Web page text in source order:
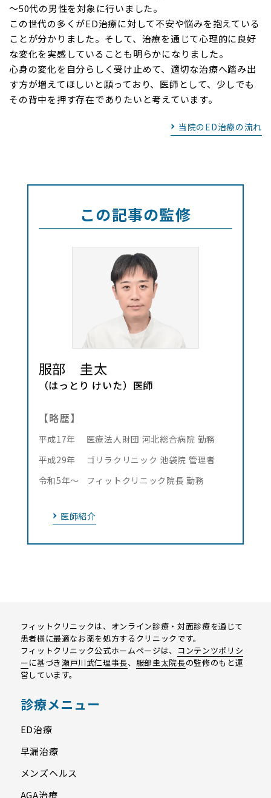
～50代の男性を対象に行いました。
この世代の多くがED治療に対して不安や悩みを抱えている
ことが分かりました。そして、治療を通じて心理的に良好
な変化を実感していることも明らかになりました。
心身の変化を自分らしく受け止めて、適切な治療へ踏み出
す方が増えてほしいと願っており、医師として、少しでも
その背中を押す存在でありたいと考えています。
当院のED治療の流れ
この記事の監修
服部 圭太
（はっとり けいた）医師
【略歴】
平成17年
医療法人財団 河北総合病院 勤務
平成29年
ゴリラクリニック 池袋院 管理者
令和5年～
フィットクリニック院長 勤務
医師紹介
フィットクリニックは、オンライン診療・対面診療を通じて
患者様に最適なお薬を処方するクリニックです。
フィットクリニック公式ホームページは、 コンテンツポリシ
ーに基づき瀬戸川武仁理事長、 服部圭太院長の監修のもと運
営しています。
診療メニュー
ED治療
早漏治療
メンズヘルス
AGA治療